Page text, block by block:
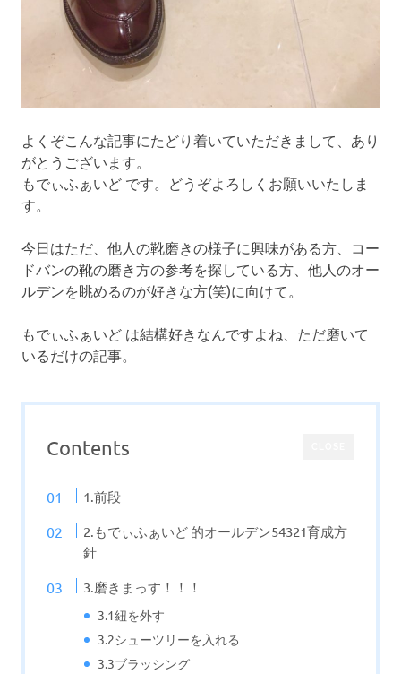
よくぞこんな記事にたどり着いていただきまして、あり
がとうございます。
もでぃふぁいど です。どうぞよろしくお願いいたしま
す。
今日はただ、他人の靴磨きの様子に興味がある方、コー
ドバンの靴の磨き方の参考を探している方、他人のオー
ルデンを眺めるのが好きな方(笑)に向けて。
もでぃふぁいど は結構好きなんですよね、ただ磨いて
いるだけの記事。
Contents
1.前段
2.もでぃふぁいど 的オールデン54321育成方
針
3.磨きまっす！！！
3.1紐を外す
3.2シューツリーを入れる
3.3ブラッシング